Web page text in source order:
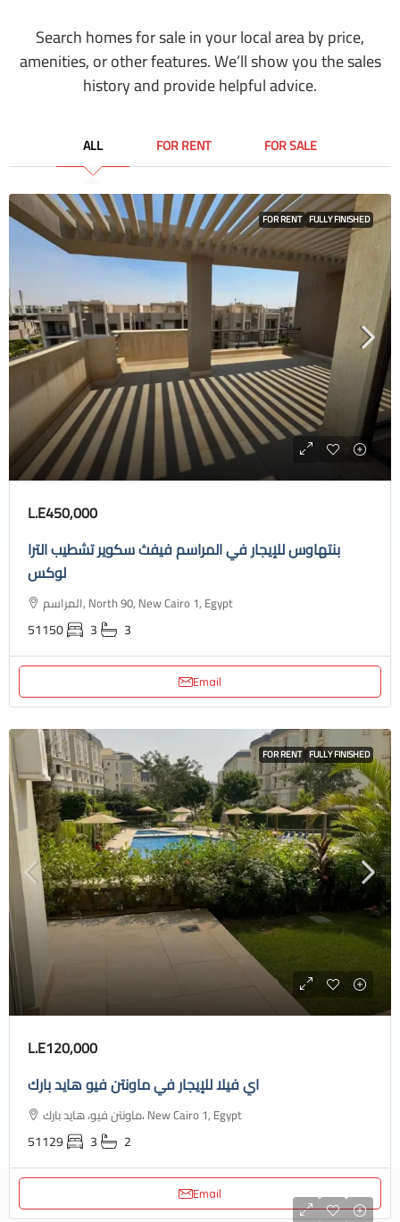
Search homes for sale in your local area by price,
amenities, or other features. We’ll show you the sales
history and provide helpful advice.
ALL FOR RENT FOR SALE
FOR RENT FULLY FINISHED
L.E450,000
بنتهاوس للإيجار في المراسم فيفث سكوير تشطيب الترا
لوكس
المراسم, North 90, New Cairo 1, Egypt
51150 3 3
Email
FOR RENT FULLY FINISHED
L.E120,000
اي فيلا للإيجار في ماونتن فيو هايد بارك
ماونتن فيو، هايد بارك، New Cairo 1, Egypt
51129 3 2
Email